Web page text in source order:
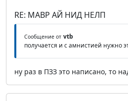
RE: МАВР АЙ НИД НЕЛП
Сообщение от vtb
получается и с амнистией нужно
ну раз в ПЗЗ это написано, то